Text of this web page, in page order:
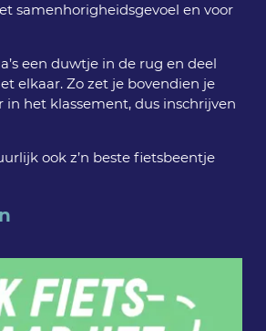
samenhorigheidsgevoel en voor
een duwtje in de rug en deel
elkaar. Zo zet je bovendien je
in het klassement, dus inschrijven
ook z’n beste fietsbeentje